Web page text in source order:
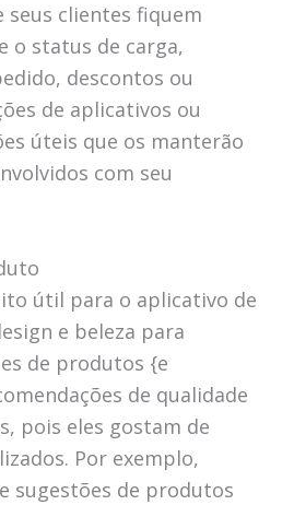
seus clientes fiquem
o status de carga,
descontos ou
de aplicativos ou
úteis que os manterão
com seu
útil para o aplicativo de
e beleza para
de produtos {e
de qualidade
pois eles gostam de
Por exemplo,
sugestões de produtos